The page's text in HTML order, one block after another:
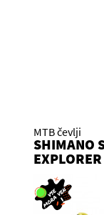
MTB čevlji
SHIMANO
EXPLORER